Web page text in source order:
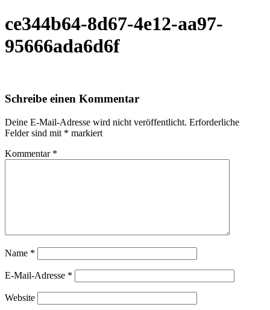
ce344b64-8d67-4e12-aa97-
95666ada6d6f
Schreibe einen Kommentar
Deine E-Mail-Adresse wird nicht veröffentlicht. Erforderliche
Felder sind mit * markiert
Kommentar *
Name *
E-Mail-Adresse *
Website